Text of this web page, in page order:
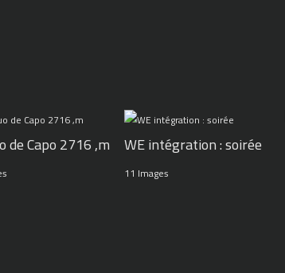
de Capo 2716 ,m WE intégration : soirée
11 Images